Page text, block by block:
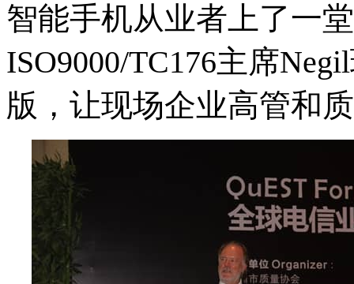
智能手机从业者上了一
ISO9000/TC176主席Negil
版，让现场企业高管和